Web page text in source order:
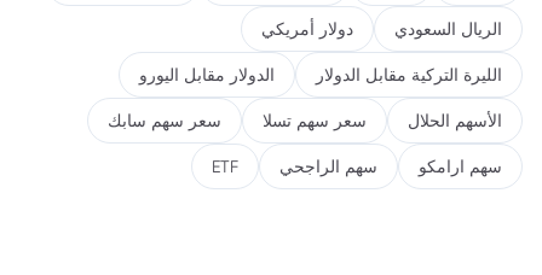
الريال السعودي دولار أمريكي
الليرة التركية مقابل الدولار الدولار مقابل اليورو
الأسهم الحلال سعر سهم تسلا سعر سهم سابك
سهم ارامكو سهم الراجحي ETF